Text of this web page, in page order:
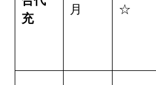
充
月
☆